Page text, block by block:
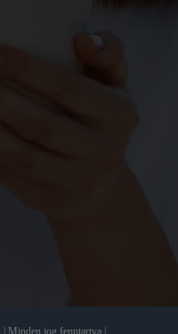
Minden jog fenntartva |